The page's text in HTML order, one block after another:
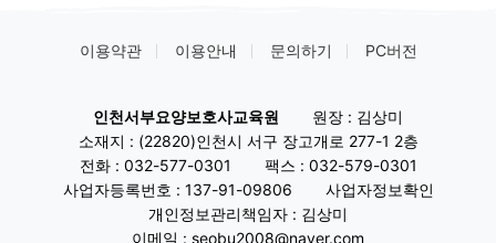
이용약관 이용안내 문의하기 PC버전
인천서부요양보호사교육원
원장 : 김상미
소재지 : (22820)인천시 서구 장고개로 277-1 2층
전화 : 032-577-0301 팩스 : 032-579-0301
사업자등록번호 : 137-91-09806
사업자정보확인
개인정보관리책임자 : 김상미
이메일 : seobu2008@naver.com